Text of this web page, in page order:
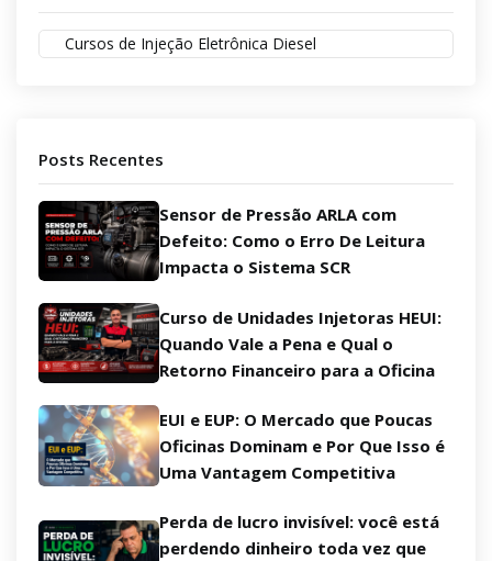
Cursos de Injeção Eletrônica Diesel
Posts Recentes
Sensor de Pressão ARLA com
Defeito: Como o Erro De Leitura
Impacta o Sistema SCR
Curso de Unidades Injetoras HEUI:
Quando Vale a Pena e Qual o
Retorno Financeiro para a Oficina
EUI e EUP: O Mercado que Poucas
Oficinas Dominam e Por Que Isso é
Uma Vantagem Competitiva
Perda de lucro invisível: você está
perdendo dinheiro toda vez que